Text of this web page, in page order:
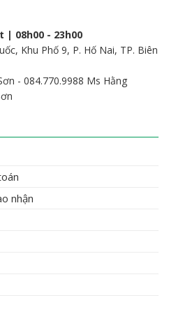
| 08h00 - 23h00
Khu Phố 9, P. Hố Nai, TP. Biên
- 084.770.9988 Ms Hằng
nhận